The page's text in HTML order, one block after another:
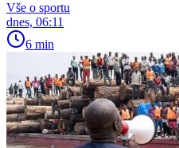
Vše o sportu
dnes, 06:11
6 min